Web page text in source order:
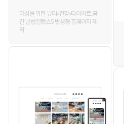
여성을 위한 뷰티•건강•다이어트 공
간 클럽밸런스5 반응형 홈페이지 제
작